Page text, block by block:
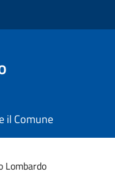
il Comune
Lombardo